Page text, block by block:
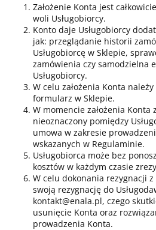
Założenie Konta jest
woli Usługobiorcy.
Konto daje Usługobiorcy
jak: przeglądanie historii
Usługobiorcę w Sklepie,
zamówienia czy samodzielna
Usługobiorcy.
W celu założenia Konta
formularz w Sklepie.
W momencie założenia Konta
nieoznaczony pomiędzy
umowa w zakresie
wskazanych w Regulaminie.
Usługobiorca może bez
kosztów w każdym czasie
W celu dokonania rezygnacji z
swoją rezygnację do
kontakt@enala.pl, czego
usunięcie Konta oraz
prowadzenia Konta.